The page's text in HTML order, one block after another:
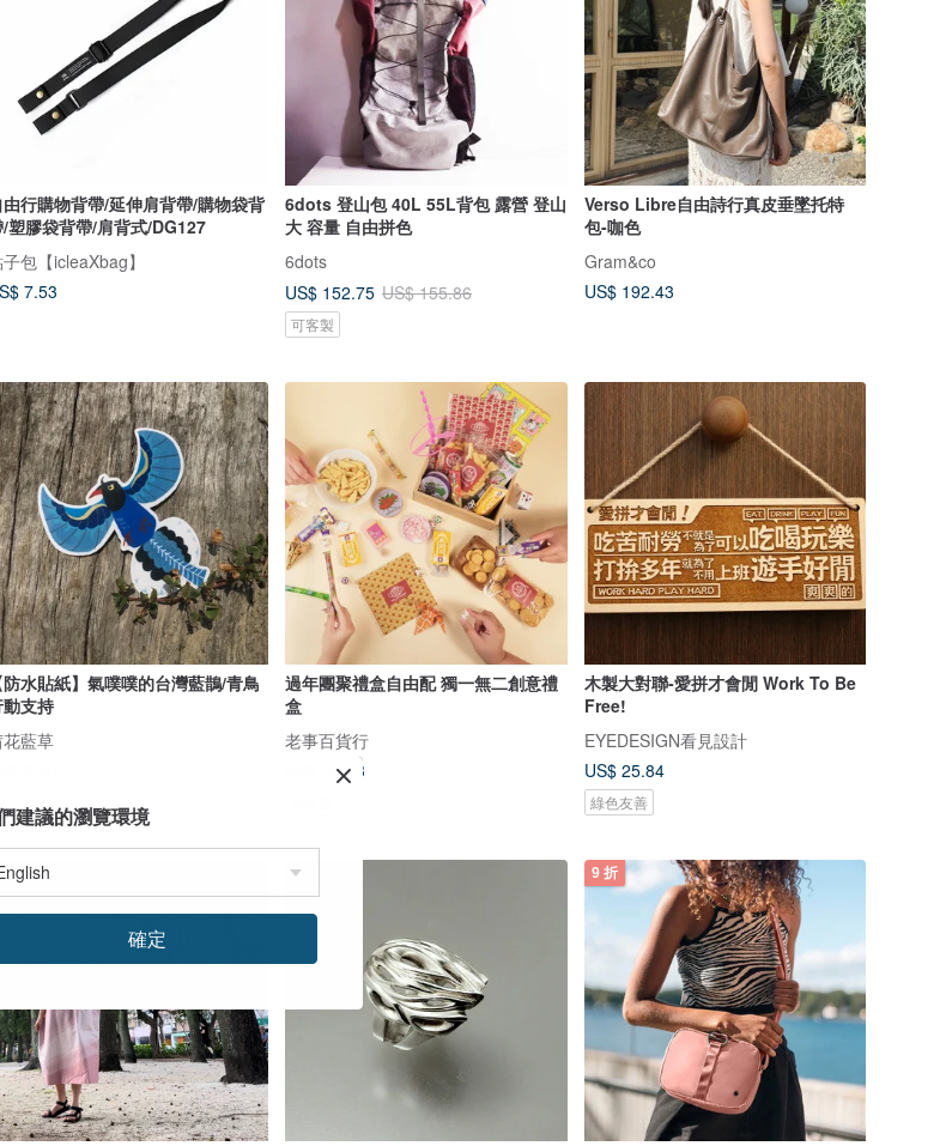
由行購物背帶/延伸肩背帶/購物袋背
塑膠袋背帶/肩背式/DG127
包【icleaXbag】
7.53
6dots 登山包 40L 55L背包 露營 登山
大 容量 自由拼色
6dots
US$ 152.75 US$ 155.86
可客製
Verso Libre自由詩行真皮垂墜托特
包-咖色
Gram&co
US$ 192.43
防水貼紙】氣噗噗的台灣藍鵲/青鳥
支持
藍草
過年團聚禮盒自由配 獨一無二創意禮
盒
老事百貨行
US$ 22.23
木製大對聯-愛拼才會閒 Work To Be
Free!
EYEDESIGN看見設計
US$ 25.84
綠色友善
9 折
建議的瀏覽環境
確定